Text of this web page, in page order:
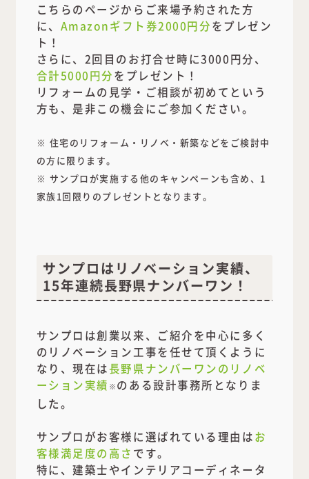
こちらのページからご来場予約された方
に、 Amazonギフト券2000円分をプレゼン
ト！
さらに、2回目のお打合せ時に3000円分、
合計5000円分をプレゼント！
リフォームの見学・ご相談が初めてという
方も、是非この機会にご参加ください。
※ 住宅のリフォーム・リノベ・新築などをご検討中
の方に限ります。
※ サンプロが実施する他のキャンペーンも含め、1
家族1回限りのプレゼントとなります。
サンプロはリノベーション実績、
15年連続長野県ナンバーワン！
サンプロは創業以来、ご紹介を中心に多く
のリノベーション工事を任せて頂くように
なり、現在は長野県ナンバーワンのリノベ
ーション実績 ※ のある設計事務所となりま
した。
サンプロがお客様に選ばれている理由はお
客様満足度の高さ です。
特に、建築士やインテリアコーディネータ